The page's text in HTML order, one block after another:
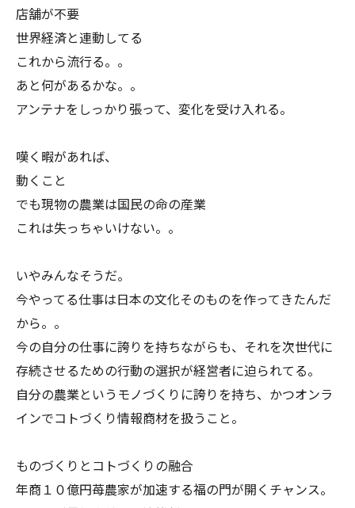
店舗が不要
世界経済と連動してる
これから流行る。。
あと何があるかな。。
アンテナをしっかり張って、変化を受け入れる。
嘆く暇があれば、
動くこと
でも現物の農業は国民の命の産業
これは失っちゃいけない。。
いやみんなそうだ。
今やってる仕事は日本の文化そのものを作ってきたんだ
から。。
今の自分の仕事に誇りを持ちながらも、それを次世代に
存続させるための行動の選択が経営者に迫られてる。
自分の農業というモノづくりに誇りを持ち、かつオンラ
インでコトづくり情報商材を扱うこと。
ものづくりとコトづくりの融合
年商１０億円苺農家が加速する福の門が開くチャンス。